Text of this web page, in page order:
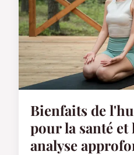
Bienfaits de
pour la santé
analyse